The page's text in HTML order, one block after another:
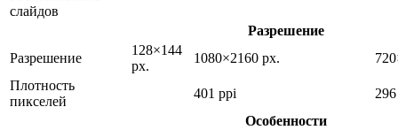
слайдов
Разрешение
Разрешение
128×144
px.
1080×2160 px.
Плотность
пикселей
401 ppi
Особенности